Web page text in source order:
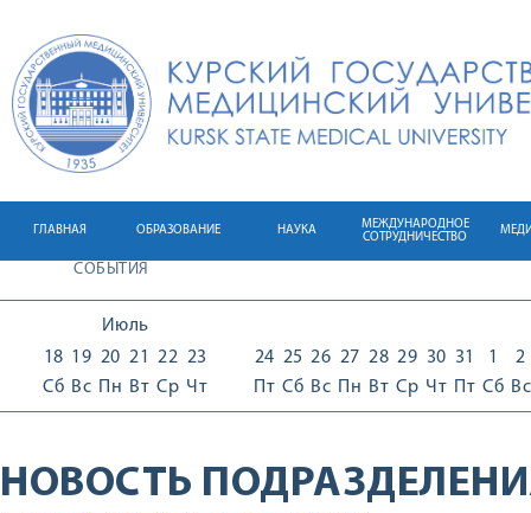
ГЛАВНАЯ ОБРАЗОВАНИЕ НАУКА
МЕЖДУНАРОДНОЕ
СОТРУДНИЧЕСТВО
СОБЫТИЯ
Июль
18
Сб
19
Вс
20
Пн
21
Вт
22
Ср
23
Чт
24
Пт
25
Сб
26
Вс
27
Пн
28
Вт
29
Ср
30
Чт
31
Пт
1
Сб
2
Вс
НОВОСТЬ